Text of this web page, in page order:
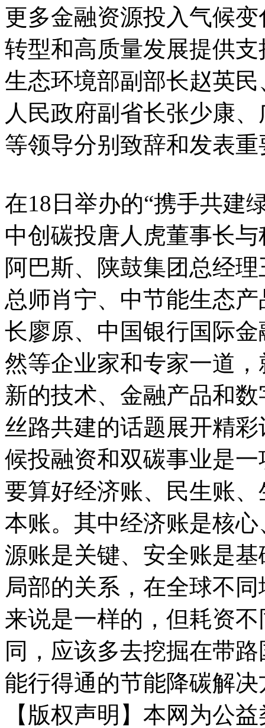
更多金融资源投入气候
转型和高质量发展提供
生态环境部副部长赵英
人民政府副省长张少康
等领导分别致辞和发表
在18日举办的“携手共建
中创碳投唐人虎董事长
阿巴斯、陕鼓集团总经
总师肖宁、中节能生态
长廖原、中国银行国际
然等企业家和专家一道
新的技术、金融产品和
丝路共建的话题展开精
候投融资和双碳事业是
要算好经济账、民生账
本账。其中经济账是核
源账是关键、安全账是
局部的关系，在全球不
来说是一样的，但耗资
同，应该多去挖掘在带
能行得通的节能降碳解决
【版权声明】本网为公